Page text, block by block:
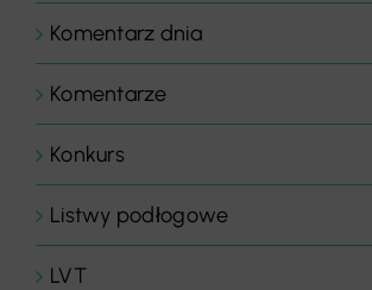
Komentarz dnia
Komentarze
Konkurs
Listwy podłogowe
LVT